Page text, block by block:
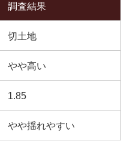
調査結果
切土地
やや高い
1.85
やや揺れやすい